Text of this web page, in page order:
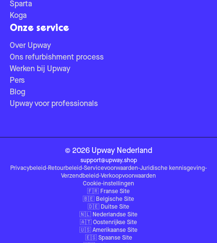
Sparta
Koga
Onze service
Over Upway
Ons refurbishment process
Werken bij Upway
Pers
Blog
Upway voor professionals
© 2026 Upway Nederland
support@upway.shop
Privacybeleid-Retourbeleid-Servicevoorwaarden-Juridische kennisgeving-
Verzendbeleid-Verkoopvoorwaarden
Cookie-instellingen
🇫🇷 Franse Site
🇧🇪 Belgische Site
🇩🇪 Duitse Site
🇳🇱 Nederlandse Site
🇦🇹 Oostenrijkse Site
🇺🇸 Amerikaanse Site
🇪🇸 Spaanse Site